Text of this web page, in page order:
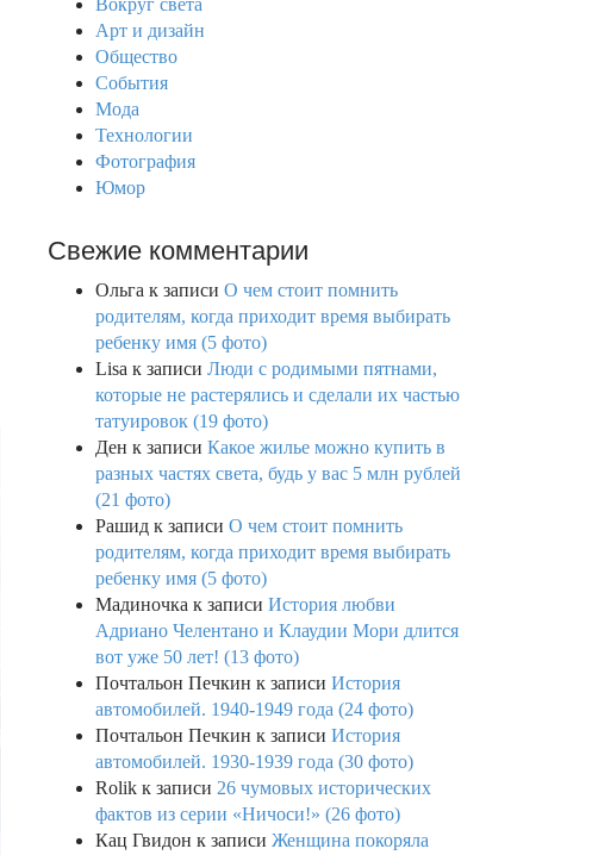
Вокруг света
Арт и дизайн
Общество
События
Мода
Технологии
Фотография
Юмор
Свежие комментарии
Ольга к записи О чем стоит помнить
родителям, когда приходит время выбирать
ребенку имя (5 фото)
Lisa к записи Люди с родимыми пятнами,
которые не растерялись и сделали их частью
татуировок (19 фото)
Ден к записи Какое жилье можно купить в
разных частях света, будь у вас 5 млн рублей
(21 фото)
Рашид к записи О чем стоит помнить
родителям, когда приходит время выбирать
ребенку имя (5 фото)
Мадиночка к записи История любви
Адриано Челентано и Клаудии Мори длится
вот уже 50 лет! (13 фото)
Почтальон Печкин к записи История
автомобилей. 1940-1949 года (24 фото)
Почтальон Печкин к записи История
автомобилей. 1930-1939 года (30 фото)
Rolik к записи 26 чумовых исторических
фактов из серии «Ничоси!» (26 фото)
Кац Гвидон к записи Женщина покоряла